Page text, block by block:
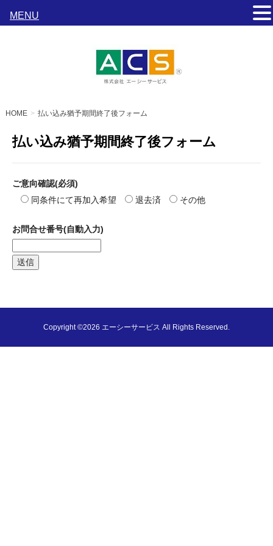
HOME 払い込み猶予期間終了後フォーム
払い込み猶予期間終了後フォーム
ご意向確認(必須)
同条件にて再加入希望
退去済 その他
お問合せ番号(自動入力)
Copyright ©2026 エーシーサービス All Rights Reserved.
MENU